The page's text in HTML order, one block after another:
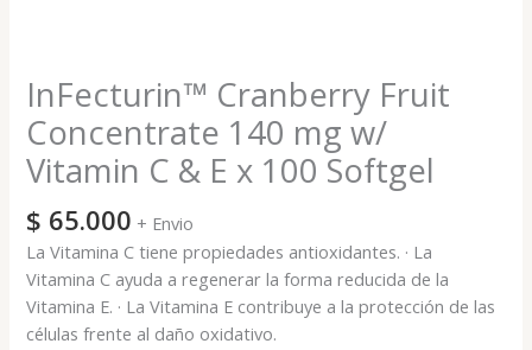
InFecturin™ Cranberry Fruit
Concentrate 140 mg w/
Vitamin C & E x 100 Softgel
$ 65.000 + Envio
La Vitamina C tiene propiedades antioxidantes. · La
Vitamina C ayuda a regenerar la forma reducida de la
Vitamina E. · La Vitamina E contribuye a la protección de las
células frente al daño oxidativo.